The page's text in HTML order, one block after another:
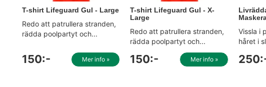
T-shirt Lifeguard Gul - Large
Redo att patrullera stranden,
rädda poolpartyt och...
150:- Mer info »
T-shirt Lifeguard Gul - X-
Large
Redo att patrullera stranden,
rädda poolpartyt och...
150:- Mer info »
Vissla i
håret i